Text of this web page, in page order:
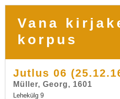
Vana
korpus
Jutlus 06
Müller, Georg, 1601
Lehekülg 9